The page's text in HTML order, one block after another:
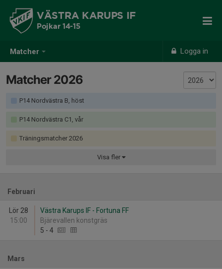
Matcher Logga in
VÄSTRA KARUPS IF
Pojkar 14-15
Matcher 2026
P14 Nordvästra B, höst
P14 Nordvästra C1, vår
Träningsmatcher 2026
Visa fler
Februari
Lör 28
15:00
Västra Karups IF - Fortuna FF
Bjärevallen konstgräs
5 - 4
Mars